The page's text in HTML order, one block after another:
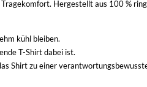
Hergestellt aus 100 %
kühl bleiben.
T-Shirt dabei ist.
Shirt zu einer